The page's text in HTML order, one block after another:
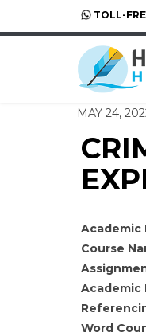
TOLL-
MAY 24,
Academic
Course
Academic
Word